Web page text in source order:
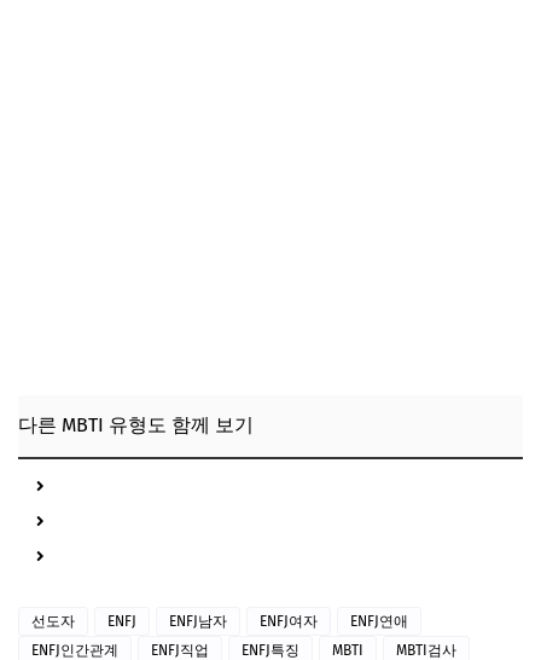
다른 MBTI 유형도 함께 보기
선도자 ENFJ ENFJ남자 ENFJ여자
ENFJ연애
ENFJ인간관계
ENFJ직업 ENFJ특징 MBTI MBTI검사